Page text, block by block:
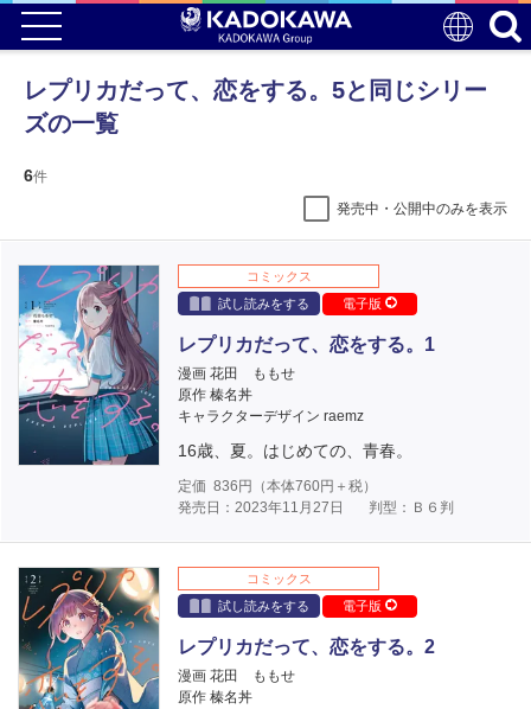
レプリカだって、恋をする。5と同じシリー
ズの一覧
6件
発売中・公開中のみを表示
コミックス
試し読みをする
電子版
レプリカだって、恋をする。1
漫画 花田 ももせ
原作 榛名丼
キャラクターデザイン raemz
16歳、夏。はじめての、青春。
定価 836 円（本体760円＋税）
発売日：2023年11月27日
判型：Ｂ６判
コミックス
試し読みをする
電子版
レプリカだって、恋をする。2
漫画 花田 ももせ
原作 榛名丼